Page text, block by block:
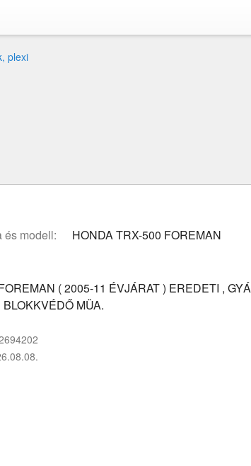
plexi
és modell: HONDA TRX-500 FOREMAN
( 2005-11 ÉVJÁRAT ) EREDETI ,
MÜA.